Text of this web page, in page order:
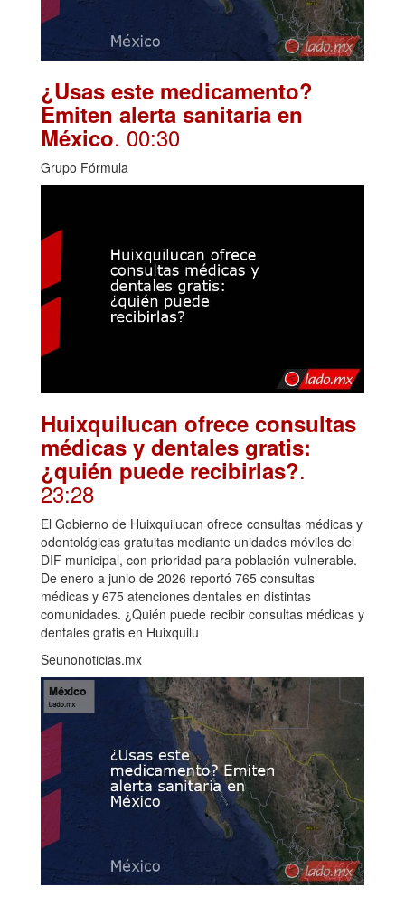
¿Usas este medicamento?
Emiten alerta sanitaria en
México. 00:30
Grupo Fórmula
Huixquilucan ofrece consultas
médicas y dentales gratis:
¿quién puede recibirlas?.
23:28
El Gobierno de Huixquilucan ofrece consultas médicas y
odontológicas gratuitas mediante unidades móviles del
DIF municipal, con prioridad para población vulnerable.
De enero a junio de 2026 reportó 765 consultas
médicas y 675 atenciones dentales en distintas
comunidades. ¿Quién puede recibir consultas médicas y
dentales gratis en Huixquilu
Seunonoticias.mx